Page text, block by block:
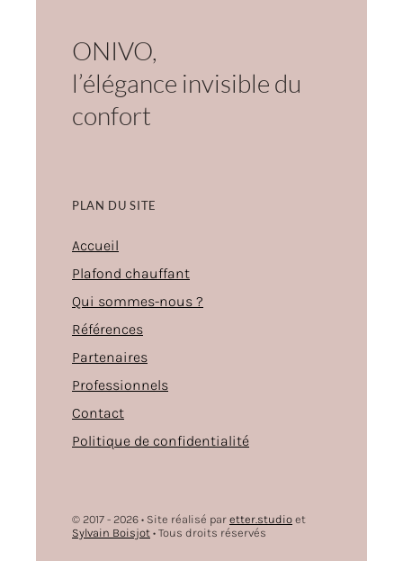
ONIVO,
l’élégance invisible du
confort
PLAN DU SITE
Accueil
Plafond chauffant
Qui sommes-nous ?
Références
Partenaires
Professionnels
Contact
Politique de confidentialité
© 2017 - 2026 • Site réalisé par etter.studio et
Sylvain Boisjot • Tous droits réservés